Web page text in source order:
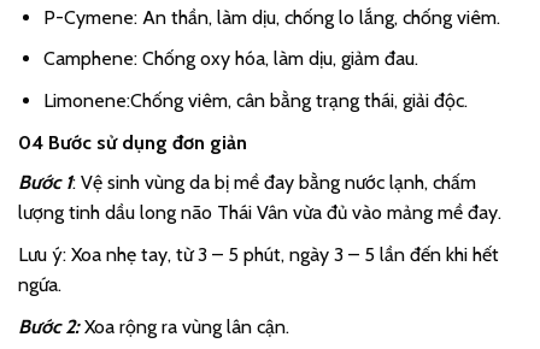
P-Cymene: An thần, làm dịu, chống lo lắng, chống viêm.
Camphene: Chống oxy hóa, làm dịu, giảm đau.
Limonene:Chống viêm, cân bằng trạng thái, giải độc.
04 Bước sử dụng đơn giản
Bước 1: Vệ sinh vùng da bị mề đay bằng nước lạnh, chấm
lượng tinh dầu long não Thái Vân vừa đủ vào mảng mề đay.
Lưu ý: Xoa nhẹ tay, từ 3 – 5 phút, ngày 3 – 5 lần đến khi hết
ngứa.
Bước 2:Xoa rộng ra vùng lân cận.